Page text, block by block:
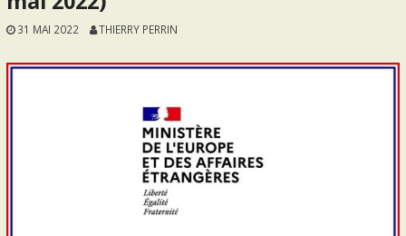
31 MAI 2022 THIERRY PERRIN